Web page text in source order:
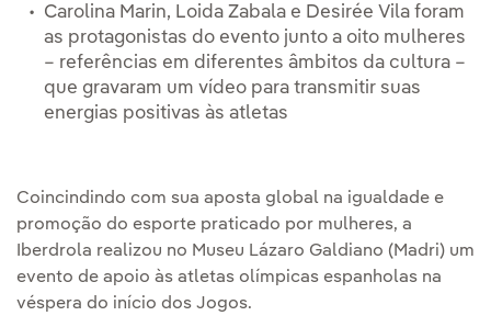
Carolina Marin, Loida Zabala e Desirée Vila foram
as protagonistas do evento junto a oito mulheres
– referências em diferentes âmbitos da cultura –
que gravaram um vídeo para transmitir suas
energias positivas às atletas
Coincindindo com sua aposta global na igualdade e
promoção do esporte praticado por mulheres, a
Iberdrola realizou no Museu Lázaro Galdiano (Madri) um
evento de apoio às atletas olímpicas espanholas na
véspera do início dos Jogos.